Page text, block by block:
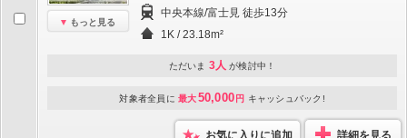
もっと見る
中央本線/富士見 徒歩13分
1K / 23.18m²
ただいま 3人 が検討中！
対象者全員に 最大50,000 円 キャッシュバック!
お気に入りに追加 詳細を見る